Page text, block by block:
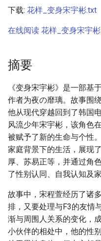
搜
索
下载: 花样_变身宋宇彬.txt
在线阅读 花样_变身宋宇
摘要
《变身宋宇彬》是一部基
作者为夜の靡璃。故事围
他从现代穿越回到了韩国
风流少年宋宇彬，该角色
被赋予了新的生命与个性
家庭背景下的生活，展现
厚、苏易正等，并通过角
了性别认同、自我认知及
故事中，宋程萱经历了诸
排，又要处理与F3的友情
渐与周围人关系的变化，
小伙伴的相处中，他的性